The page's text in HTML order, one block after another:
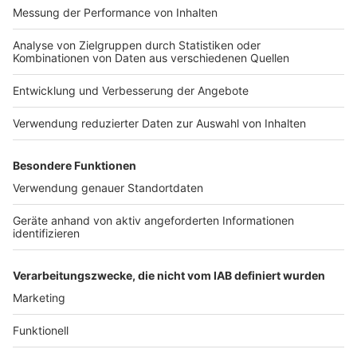
Übermittlung der Daten
widersprechen wollen,
melden Sie sich hier:
Nutzungsbedingungen
Jobs
Presse
Werben
Archiv
ANTENNE BAYERN GROUP
Stiftung ANTENNE BAYERN
hilft
Teilnahmebedingungen
Grounding Page ANTENNE
BAYERN
Kontakt
Studio-Hotline
Verkehrs-Hotline